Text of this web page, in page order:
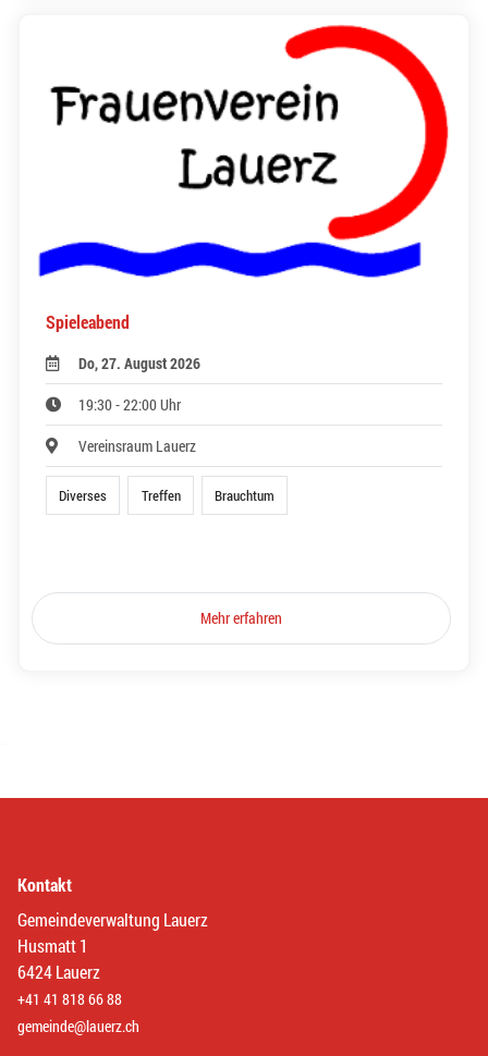
Spieleabend
Do, 27. August 2026
19:30 - 22:00 Uhr
Vereinsraum Lauerz
Diverses Treffen Brauchtum
Mehr erfahren
Kontakt
Gemeindeverwaltung Lauerz
Husmatt 1
6424 Lauerz
+41 41 818 66 88
gemeinde@lauerz.ch